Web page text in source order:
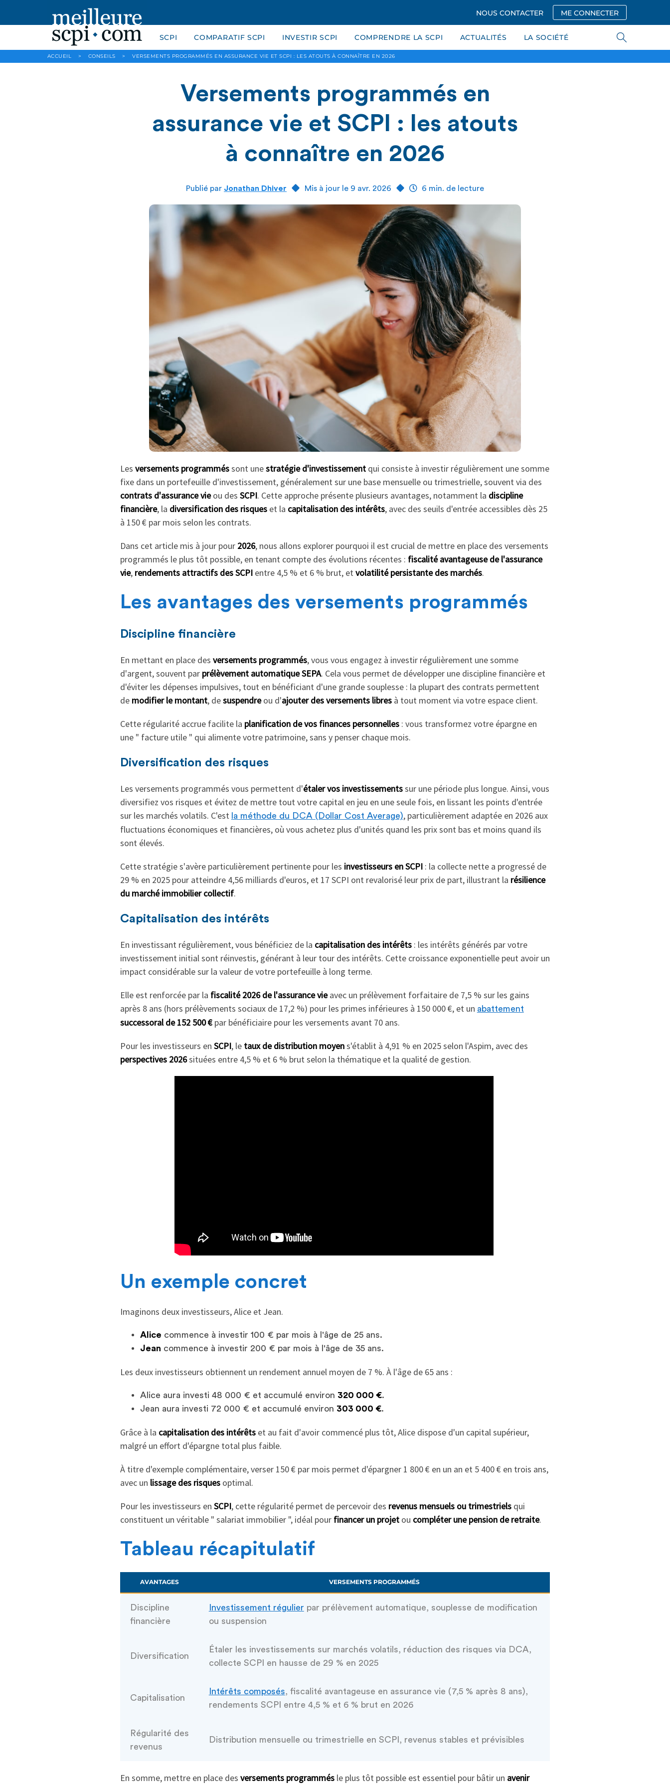
NOUS CONTACTER ME CONNECTER
SCPI COMPARATIF SCPI INVESTIR SCPI COMPRENDRE LA SCPI ACTUALITÉS LA SOCIÉTÉ
ACCUEIL > CONSEILS > VERSEMENTS PROGRAMMÉS EN ASSURANCE VIE ET SCPI : LES ATOUTS À CONNAÎTRE EN 2026
Versements programmés en
assurance vie et SCPI : les atouts
à connaître en 2026
Publié par Jonathan Dhiver Mis à jour le 9 avr. 2026 6 min. de lecture
Les versements programméssont unestratégie d'investissementqui consiste à investir régulièrement une somme
fixe dans un portefeuille d'investissement, généralement sur une base mensuelle ou trimestrielle, souvent via des
contrats d'assurance vieou des SCPI. Cette approche présente plusieurs avantages, notamment la discipline
financière, la diversification des risqueset la capitalisation des intérêts, avec des seuils d'entrée accessibles dès 25
à 150 € par mois selon les contrats.
Dans cet article mis à jour pour 2026, nous allons explorer pourquoi il est crucial de mettre en place des versements
programmés le plus tôt possible, en tenant compte des évolutions récentes : fiscalité avantageuse de l'assurance
vie, rendements attractifs des SCPIentre 4,5 % et 6 % brut, etvolatilité persistante des marchés.
Les avantages des versements programmés
Discipline financière
En mettant en place des versements programmés, vous vous engagez à investir régulièrement une somme
d'argent, souvent par prélèvement automatique SEPA. Cela vous permet de développer une discipline financière et
d'éviter les dépenses impulsives, tout en bénéficiant d'une grande souplesse : la plupart des contrats permettent
de modifier le montant, desuspendreou d'ajouter des versements libresà tout moment via votre espace client.
Cette régularité accrue facilite la planification de vos finances personnelles: vous transformez votre épargne en
une " facture utile " qui alimente votre patrimoine, sans y penser chaque mois.
Diversification des risques
Les versements programmés vous permettent d'étaler vos investissementssur une période plus longue. Ainsi, vous
diversifiez vos risques et évitez de mettre tout votre capital en jeu en une seule fois, en lissant les points d'entrée
sur les marchés volatils. C'est la méthode du DCA (Dollar Cost Average), particulièrement adaptée en 2026 aux
fluctuations économiques et financières, où vous achetez plus d'unités quand les prix sont bas et moins quand ils
sont élevés.
Cette stratégie s'avère particulièrement pertinente pour les investisseurs en SCPI: la collecte nette a progressé de
29 % en 2025 pour atteindre 4,56 milliards d'euros, et 17 SCPI ont revalorisé leur prix de part, illustrant la résilience
du marché immobilier collectif.
Capitalisation des intérêts
En investissant régulièrement, vous bénéficiez de la capitalisation des intérêts: les intérêts générés par votre
investissement initial sont réinvestis, générant à leur tour des intérêts. Cette croissance exponentielle peut avoir un
impact considérable sur la valeur de votre portefeuille à long terme.
Elle est renforcée par la fiscalité 2026 de l'assurance vieavec un prélèvement forfaitaire de 7,5 % sur les gains
après 8 ans (hors prélèvements sociaux de 17,2 %) pour les primes inférieures à 150 000 €, et un abattement
successoral de 152 500 €par bénéficiaire pour les versements avant 70 ans.
Pour les investisseurs en SCPI, le taux de distribution moyens'établit à 4,91 % en 2025 selon l'Aspim, avec des
perspectives 2026situées entre 4,5 % et 6 % brut selon la thématique et la qualité de gestion.
Un exemple concret
Imaginons deux investisseurs, Alice et Jean.
Alice commence à investir 100 € par mois à l'âge de 25 ans.
Jean commence à investir 200 € par mois à l'âge de 35 ans.
Les deux investisseurs obtiennent un rendement annuel moyen de 7 %. À l'âge de 65 ans :
Alice aura investi 48 000 € et accumulé environ 320 000 €.
Jean aura investi 72 000 € et accumulé environ 303 000 €.
Grâce à la capitalisation des intérêtset au fait d'avoir commencé plus tôt, Alice dispose d'un capital supérieur,
malgré un effort d'épargne total plus faible.
À titre d'exemple complémentaire, verser 150 € par mois permet d'épargner 1 800 € en un an et 5 400 € en trois ans,
avec un lissage des risquesoptimal.
Pour les investisseurs en SCPI, cette régularité permet de percevoir des revenus mensuels ou trimestrielsqui
constituent un véritable " salariat immobilier ", idéal pour financer un projetou compléter une pension de retraite.
Tableau récapitulatif
AVANTAGES VERSEMENTS PROGRAMMÉS
Discipline
financière
Investissement régulier par prélèvement automatique, souplesse de modification
ou suspension
Diversification
Étaler les investissements sur marchés volatils, réduction des risques via DCA,
collecte SCPI en hausse de 29 % en 2025
Capitalisation
Intérêts composés, fiscalité avantageuse en assurance vie (7,5 % après 8 ans),
rendements SCPI entre 4,5 % et 6 % brut en 2026
Régularité des
revenus
Distribution mensuelle ou trimestrielle en SCPI, revenus stables et prévisibles
En somme, mettre en place des versements programmésle plus tôt possible est essentiel pour bâtir un avenir